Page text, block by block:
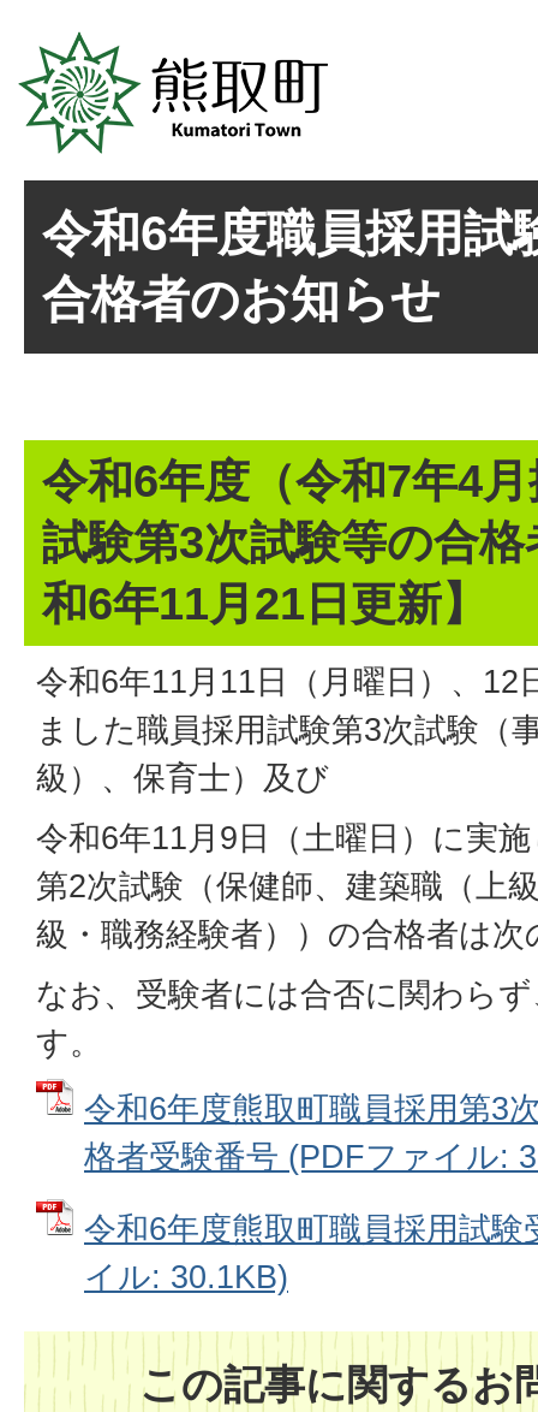
令和6年度職員採用試
合格者のお知らせ
令和6年度（令和7年4
試験第3次試験等の合
和6年11月21日更新】
令和6年11月11日（月曜日）、12
ました職員採用試験第3次試験（
級）、保育士）及び
令和6年11月9日（土曜日）に実
第2次試験（保健師、建築職（上
級・職務経験者））の合格者は
なお、受験者には合否に関わら
す。
令和6年度熊取町職員採用第3
格者受験番号 (PDFファイル:
令和6年度熊取町職員採用試
イル: 30.1KB)
この記事に関するお